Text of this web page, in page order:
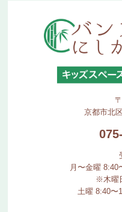
京都市北
月〜金曜 8:40
※木曜
土曜 8:40〜